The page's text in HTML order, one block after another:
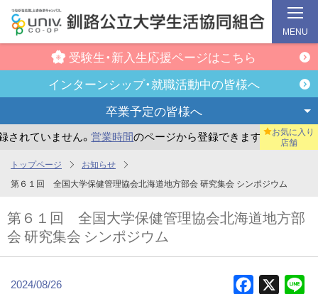
コ
ン
テ
受験生・新入生応援ページはこちら
インターンシップ・就職活動中の皆様へ
卒業予定の皆様へ
ていません。営業時間のページから登録できます。 まだ
お気に入り
店舗
MENU
トップページ
お知らせ
第６１回 全国大学保健管理協会北海道地方部会 研究集会 シンポジウム
第６１回 全国大学保健管理協会北海道地方部
会 研究集会 シンポジウム
2024/08/26 Facebook